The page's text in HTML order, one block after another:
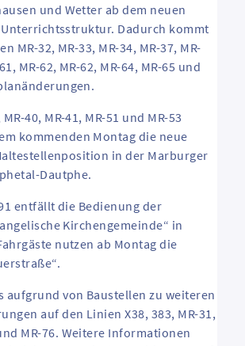
und Wetter ab dem neuen
Dadurch kommt
MR-32, MR-33, MR-34, MR-37, MR-
MR-62, MR-62, MR-64, MR-65 und
40, MR-41, MR-51 und MR-53
kommenden Montag die neue
in der Marburger
Dautphe.
entfällt die Bedienung der
Kirchengemeinde“ in
nutzen ab Montag die
aufgrund von Baustellen zu weiteren
auf den Linien X38, 383, MR-31,
MR-76. Weitere Informationen